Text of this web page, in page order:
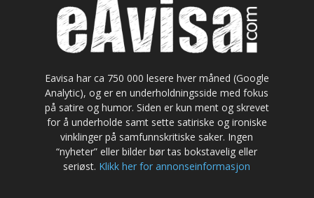
Eavisa har ca 750 000 lesere hver måned (Google
Analytic), og er en underholdningsside med fokus
på satire og humor. Siden er kun ment og skrevet
for å underholde samt sette satiriske og ironiske
vinklinger på samfunnskritiske saker. Ingen
“nyheter” eller bilder bør tas bokstavelig eller
seriøst. Klikk her for annonseinformasjon